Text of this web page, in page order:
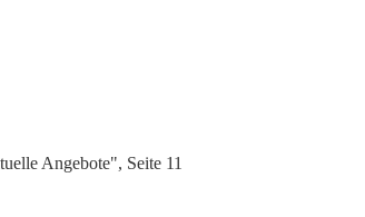
Angebote", Seite 11